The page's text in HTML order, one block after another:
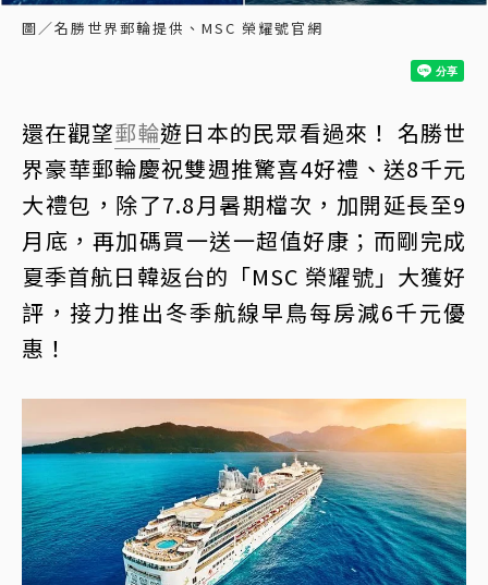
圖／名勝世界郵輪提供、MSC 榮耀號官網
還在觀望郵輪遊日本的民眾看過來！ 名勝世
界豪華郵輪慶祝雙週推驚喜4好禮、送8千元
大禮包，除了7.8月暑期檔次，加開延長至9
月底，再加碼買一送一超值好康；而剛完成
夏季首航日韓返台的「MSC 榮耀號」大獲好
評，接力推出冬季航線早鳥每房減6千元優
惠！